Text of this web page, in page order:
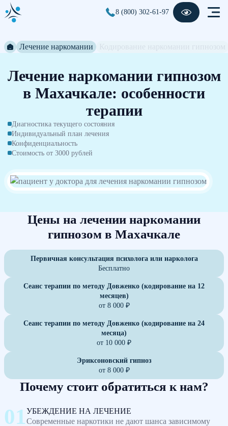
8 (800) 302-61-97
Лечение наркомании
Лечение наркомании гипнозом
в Махачкале: особенности
терапии
Диагностика текущего состояния
Индивидуальный план лечения
Конфиденциальность
Стоимость от 3000 рублей
Цены на лечении наркомании
гипнозом в Махачкале
Первичная консультация психолога или нарколога
Бесплатно
Сеанс терапии по методу Довженко (кодирование на 12
месяцев)
от 8 000 ₽
Сеанс терапии по методу Довженко (кодирование на 24
месяца)
от 10 000 ₽
Эриксоновский гипноз
от 8 000 ₽
Почему стоит обратиться к нам?
УБЕЖДЕНИЕ НА ЛЕЧЕНИЕ
Современные наркотики не дают шанса зависимому